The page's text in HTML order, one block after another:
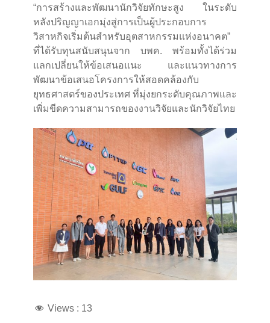
“การสร้างและพัฒนานักวิจัยทักษะสูง ในระดับ
หลังปริญญาเอกมุ่งสู่การเป็นผู้ประกอบการ
วิสาหกิจเริ่มต้นสำหรับอุตสาหกรรมแห่งอนาคต”
ที่ได้รับทุนสนับสนุนจาก บพค. พร้อมทั้งได้ร่วม
แลกเปลี่ยนให้ข้อเสนอแนะ และแนวทางการ
พัฒนาข้อเสนอโครงการให้สอดคล้องกับ
ยุทธศาสตร์ของประเทศ ที่มุ่งยกระดับคุณภาพและ
เพิ่มขีดความสามารถของงานวิจัยและนักวิจัยไทย
Views : 13